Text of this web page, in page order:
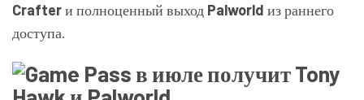
Crafterи полноценный выход Palworld из раннего
доступа.